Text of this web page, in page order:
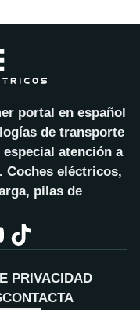
portal en español
de transporte
atención a
Coches eléctricos,
pilas de
PRIVACIDAD
CONTACTA